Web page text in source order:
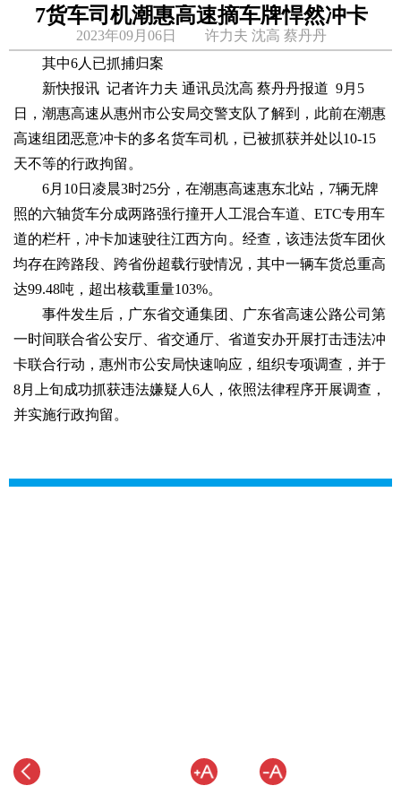
7货车司机潮惠高速摘车牌悍然冲卡
2023年09月06日 许力夫 沈高 蔡丹丹
其中6人已抓捕归案
新快报讯 记者许力夫 通讯员沈高 蔡丹丹报道 9月5
日，潮惠高速从惠州市公安局交警支队了解到，此前在潮惠
高速组团恶意冲卡的多名货车司机，已被抓获并处以10-15
天不等的行政拘留。
6月10日凌晨3时25分，在潮惠高速惠东北站，7辆无牌
照的六轴货车分成两路强行撞开人工混合车道、ETC专用车
道的栏杆，冲卡加速驶往江西方向。经查，该违法货车团伙
均存在跨路段、跨省份超载行驶情况，其中一辆车货总重高
达99.48吨，超出核载重量103%。
事件发生后，广东省交通集团、广东省高速公路公司第
一时间联合省公安厅、省交通厅、省道安办开展打击违法冲
卡联合行动，惠州市公安局快速响应，组织专项调查，并于
8月上旬成功抓获违法嫌疑人6人，依照法律程序开展调查，
并实施行政拘留。